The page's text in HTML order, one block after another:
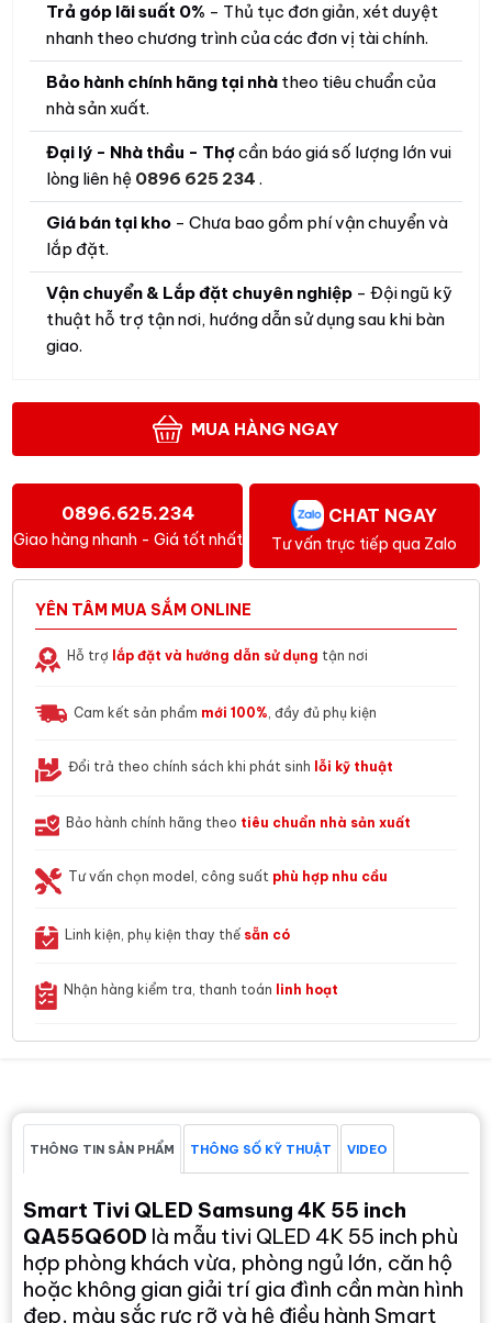
Trả góp lãi suất 0% - Thủ tục đơn giản, xét duyệt
nhanh theo chương trình của các đơn vị tài chính.
Bảo hành chính hãng tại nhà theo tiêu chuẩn của
nhà sản xuất.
Đại lý - Nhà thầu - Thợcần báo giá số lượng lớn vui
lòng liên hệ 0896 625 234.
Giá bán tại kho - Chưa bao gồm phí vận chuyển và
lắp đặt.
Vận chuyển & Lắp đặt chuyên nghiệp - Đội ngũ kỹ
thuật hỗ trợ tận nơi, hướng dẫn sử dụng sau khi bàn
giao.
MUA HÀNG NGAY
0896.625.234
Giao hàng nhanh - Giá tốt nhất
CHAT NGAY
Tư vấn trực tiếp qua Zalo
YÊN TÂM MUA SẮM ONLINE
Hỗ trợ lắp đặt và hướng dẫn sử dụng tận nơi
Cam kết sản phẩm mới 100% , đầy đủ phụ kiện
Đổi trả theo chính sách khi phát sinh lỗi kỹ thuật
Bảo hành chính hãng theo tiêu chuẩn nhà sản xuất
Tư vấn chọn model, công suất phù hợp nhu cầu
Linh kiện, phụ kiện thay thế sẵn có
Nhận hàng kiểm tra, thanh toán linh hoạt
THÔNG TIN SẢN PHẨM THÔNG SỐ KỸ THUẬT VIDEO
Smart Tivi QLED Samsung 4K 55 inch
QA55Q60D là mẫu tivi QLED 4K 55 inch phù
hợp phòng khách vừa, phòng ngủ lớn, căn hộ
hoặc không gian giải trí gia đình cần màn hình
đẹp, màu sắc rực rỡ và hệ điều hành Smart